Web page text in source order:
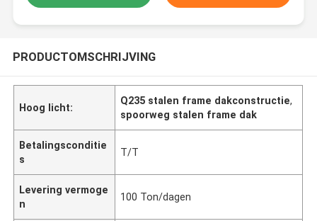
PRODUCTOMSCHRIJVING
Hoog licht:
Q235 stalen frame dakconstructie,
spoorweg stalen frame dak
Betalingsconditie
s
T/T
Levering vermoge
n
100 Ton/dagen